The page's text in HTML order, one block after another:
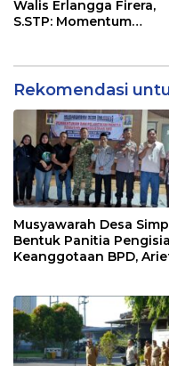
Walis Erlangga Firera,
S.STP: Momentum
Rekomendasi
Musyawarah Desa
Bentuk Panitia
Keanggotaan BPD,